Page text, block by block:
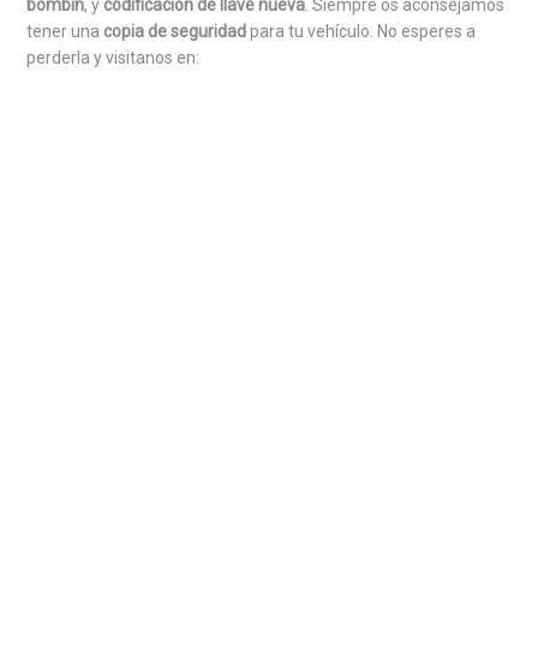
bombin, y codificación de llave nueva . Siempre os aconsejamos
tener una copia de seguridadpara tu vehículo. No esperes a
perderla y visitanos en: